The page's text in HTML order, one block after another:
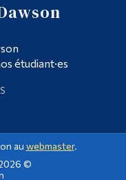
étudiant·es
au webmaster.
©